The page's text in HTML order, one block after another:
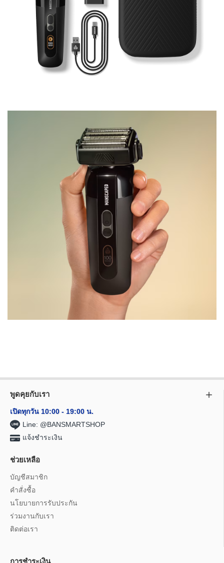
พูดคุยกับเรา
เปิดทุกวัน 10:00 - 19:00 น.
Line: @BANSMARTSHOP
แจ้งชำระเงิน
ช่วยเหลือ
บัญชีสมาชิก
คำสั่งซื้อ
นโยบายการรับประกัน
ร่วมงานกับเรา
ติดต่อเรา
การชำระเงิน